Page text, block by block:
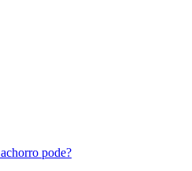
pode?